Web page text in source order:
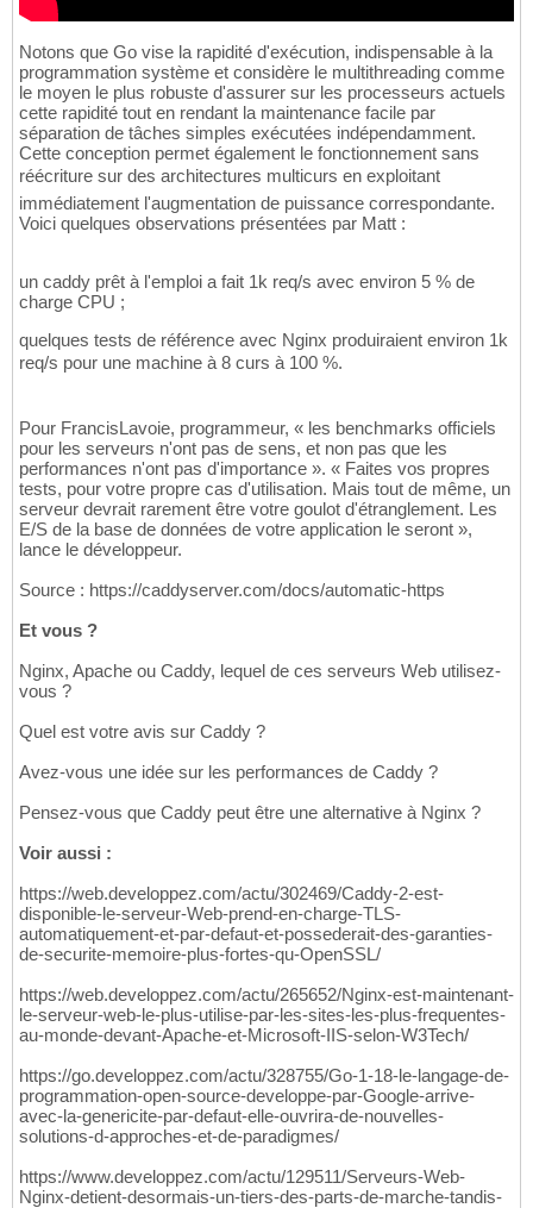
Notons que Go vise la rapidité d'exécution, indispensable à la
programmation système et considère le multithreading comme
le moyen le plus robuste d'assurer sur les processeurs actuels
cette rapidité tout en rendant la maintenance facile par
séparation de tâches simples exécutées indépendamment.
Cette conception permet également le fonctionnement sans
réécriture sur des architectures multicurs en exploitant
immédiatement l'augmentation de puissance correspondante.
Voici quelques observations présentées par Matt :
un caddy prêt à l'emploi a fait 1k req/s avec environ 5 % de
charge CPU ;
quelques tests de référence avec Nginx produiraient environ 1k
req/s pour une machine à 8 curs à 100 %.
Pour FrancisLavoie, programmeur, « les benchmarks officiels
pour les serveurs n'ont pas de sens, et non pas que les
performances n'ont pas d'importance ». « Faites vos propres
tests, pour votre propre cas d'utilisation. Mais tout de même, un
serveur devrait rarement être votre goulot d'étranglement. Les
E/S de la base de données de votre application le seront »,
lance le développeur.
Source : https://caddyserver.com/docs/automatic-https
Et vous ?
Nginx, Apache ou Caddy, lequel de ces serveurs Web utilisez-
vous ?
Quel est votre avis sur Caddy ?
Avez-vous une idée sur les performances de Caddy ?
Pensez-vous que Caddy peut être une alternative à Nginx ?
Voir aussi :
https://web.developpez.com/actu/302469/Caddy-2-est-
disponible-le-serveur-Web-prend-en-charge-TLS-
automatiquement-et-par-defaut-et-possederait-des-garanties-
de-securite-memoire-plus-fortes-qu-OpenSSL/
https://web.developpez.com/actu/265652/Nginx-est-maintenant-
le-serveur-web-le-plus-utilise-par-les-sites-les-plus-frequentes-
au-monde-devant-Apache-et-Microsoft-IIS-selon-W3Tech/
https://go.developpez.com/actu/328755/Go-1-18-le-langage-de-
programmation-open-source-developpe-par-Google-arrive-
avec-la-genericite-par-defaut-elle-ouvrira-de-nouvelles-
solutions-d-approches-et-de-paradigmes/
https://www.developpez.com/actu/129511/Serveurs-Web-
Nginx-detient-desormais-un-tiers-des-parts-de-marche-tandis-